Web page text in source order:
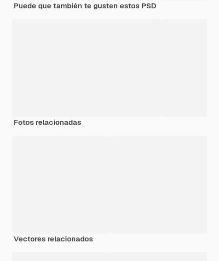
Puede que también te gusten estos PSD
Fotos relacionadas
Vectores relacionados